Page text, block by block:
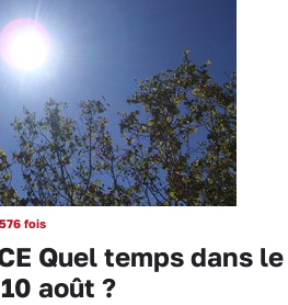
fois
Quel temps dans le
août ?